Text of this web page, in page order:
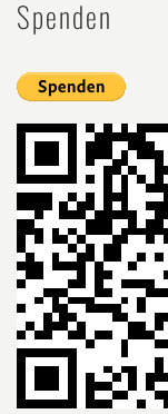
Spenden